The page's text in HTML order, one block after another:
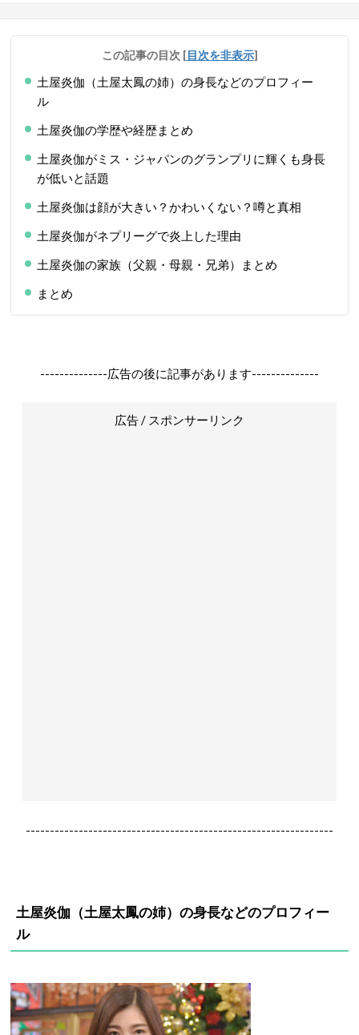
この記事の目次 [目次を非表示]
土屋炎伽（土屋太鳳の姉）の身長などのプロフィー
ル
土屋炎伽の学歴や経歴まとめ
土屋炎伽がミス・ジャパンのグランプリに輝くも身長
が低いと話題
土屋炎伽は顔が大きい？かわいくない？噂と真相
土屋炎伽がネプリーグで炎上した理由
土屋炎伽の家族（父親・母親・兄弟）まとめ
まとめ
--------------広告の後に記事があります--------------
広告 / スポンサーリンク
----------------------------------------------------------------
土屋炎伽（土屋太鳳の姉）の身長などのプロフィー
ル